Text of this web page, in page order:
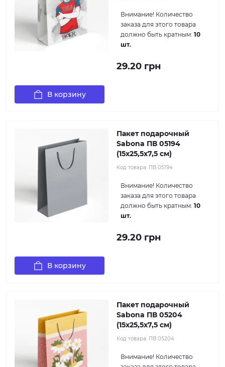
Внимание! Количество
заказа для этого товара
должно быть кратным: 10
шт.
29.20 грн
В корзину
Пакет подарочный
Sabona ПВ 05194
(15x25,5x7,5 см)
Код товара: ПВ 05194
Внимание! Количество
заказа для этого товара
должно быть кратным: 10
шт.
29.20 грн
В корзину
Пакет подарочный
Sabona ПВ 05204
(15x25,5x7,5 см)
Код товара: ПВ 05204
Внимание! Количество